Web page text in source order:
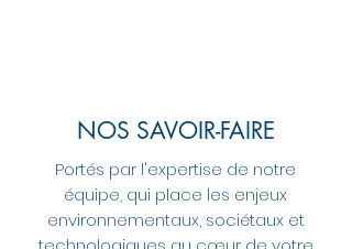
NOS SAVOIR-FAIRE
Portés par l'expertise de notre
équipe, qui place les enjeux
environnementaux, sociétaux et